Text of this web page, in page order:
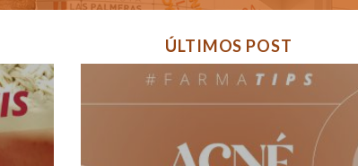
ÚLTIMOS POST